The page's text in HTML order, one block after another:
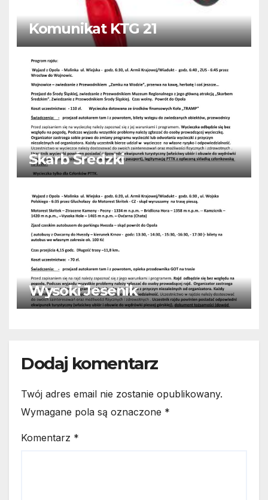
Komunikat KTG 21
Skarb Średzki
Wysoki Jesenik
Dodaj komentarz
Twój adres email nie zostanie opublikowany.
Wymagane pola są oznaczone *
Komentarz *